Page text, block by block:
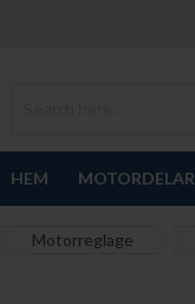
HEM MOTORDELAR
Motorreglage